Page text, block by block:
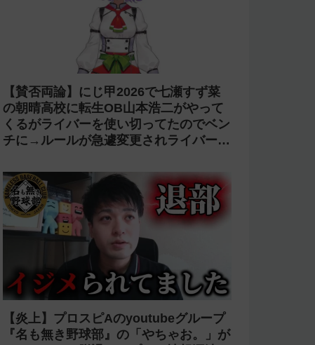
【賛否両論】にじ甲2026で七瀬すず菜
の朝晴高校に転生OB山本浩二がやって
くるがライバーを使い切ってたのでベン
チに→ルールが急遽変更されライバーの
【炎上】プロスピAのyoutubeグループ
『名も無き野球部』の「やちゃお。」が